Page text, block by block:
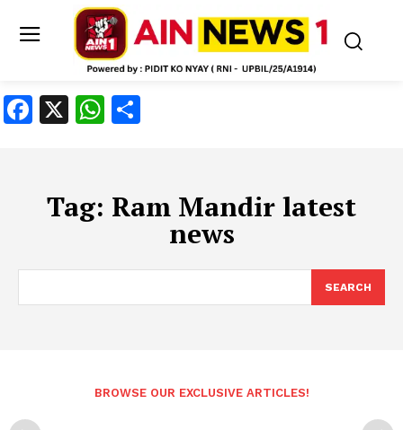
Facebook
X WhatsApp
Tag: Ram Mandir latest
news
SEARCH
BROWSE OUR EXCLUSIVE ARTICLES!